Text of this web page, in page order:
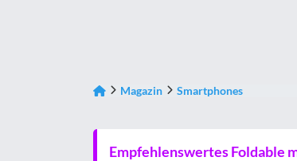
Magazin Smartphones
Empfehlenswertes Foldable